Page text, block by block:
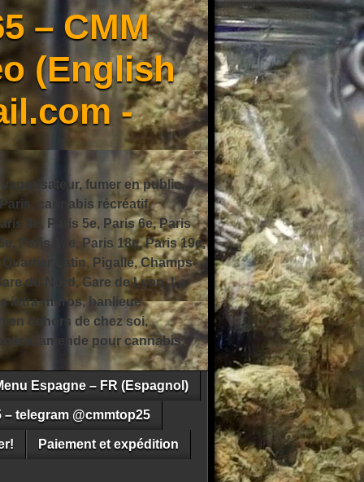
– CMM
(English
-
fumer en public,
cannabis récréatif,
4e, Paris 5e, Paris 6e, Paris
Paris 17e, Paris 18e, Paris 19e,
Latin, Pigalle, Champs-
du Nord, Gare de Lyon, La
intra-muros, banlieue
en dehors de chez soi,
amende pour cannabis,
Espagne – FR (Espagnol)
– telegram @cmmtop25
Paiement et expédition